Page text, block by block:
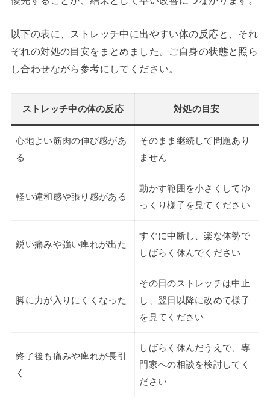
以下の表に、ストレッチ中に出やすい体の反応と、それ
ぞれの対処の目安をまとめました。ご自身の状態と照ら
し合わせながら参考にしてください。
ストレッチ中の体の反応 対処の目安
心地よい筋肉の伸び感があ
る
そのまま継続して問題あり
ません
軽い違和感や張り感がある
動かす範囲を小さくしてゆ
っくり様子を見てください
鋭い痛みや強い痺れが出た
すぐに中断し、楽な体勢で
しばらく休んでください
脚に力が入りにくくなった
その日のストレッチは中止
し、翌日以降に改めて様子
を見てください
終了後も痛みや痺れが長引
く
しばらく休んだうえで、専
門家への相談を検討してく
ださい